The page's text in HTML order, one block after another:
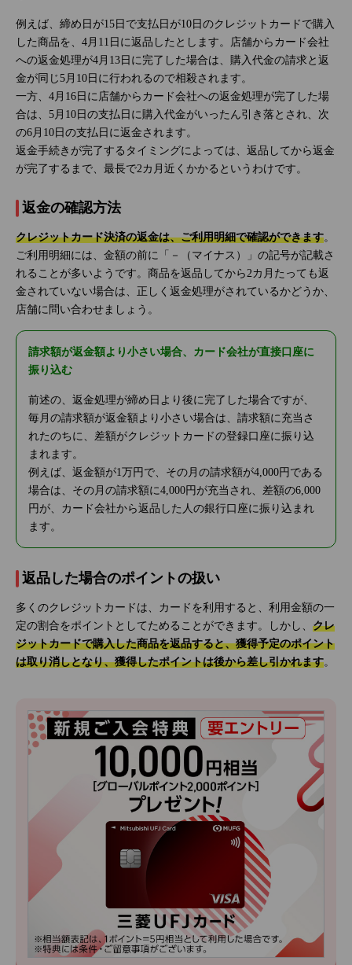
例えば、締め日が15日で支払日が10日のクレジットカードで購入
した商品を、4月11日に返品したとします。店舗からカード会社
への返金処理が4月13日に完了した場合は、購入代金の請求と返
金が同じ5月10日に行われるので相殺されます。
一方、4月16日に店舗からカード会社への返金処理が完了した場
合は、5月10日の支払日に購入代金がいったん引き落とされ、次
の6月10日の支払日に返金されます。
返金手続きが完了するタイミングによっては、返品してから返金
が完了するまで、最長で2カ月近くかかるというわけです。
返金の確認方法
クレジットカード決済の返金は、ご利用明細で確認ができます。
ご利用明細には、金額の前に「－（マイナス）」の記号が記載さ
れることが多いようです。商品を返品してから2カ月たっても返
金されていない場合は、正しく返金処理がされているかどうか、
店舗に問い合わせましょう。
請求額が返金額より小さい場合、カード会社が直接口座に
振り込む
前述の、返金処理が締め日より後に完了した場合ですが、
毎月の請求額が返金額より小さい場合は、請求額に充当さ
れたのちに、差額がクレジットカードの登録口座に振り込
まれます。
例えば、返金額が1万円で、その月の請求額が4,000円である
場合は、その月の請求額に4,000円が充当され、差額の6,000
円が、カード会社から返品した人の銀行口座に振り込まれ
ます。
返品した場合のポイントの扱い
多くのクレジットカードは、カードを利用すると、利用金額の一
定の割合をポイントとしてためることができます。しかし、 クレ
ジットカードで購入した商品を返品すると、獲得予定のポイント
は取り消しとなり、獲得したポイントは後から差し引かれます。